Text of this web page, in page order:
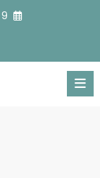
9 août 2026